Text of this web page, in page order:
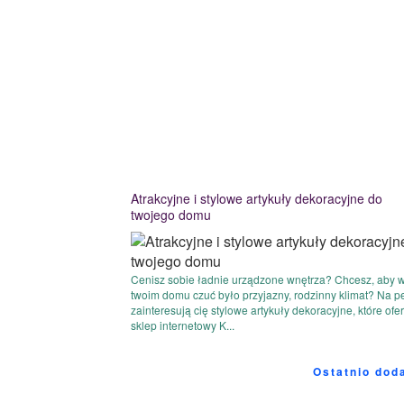
Atrakcyjne i stylowe artykuły dekoracyjne do
twojego domu
Cenisz sobie ładnie urządzone wnętrza? Chcesz, aby
twoim domu czuć było przyjazny, rodzinny klimat? Na
zainteresują cię stylowe artykuły dekoracyjne, które
sklep internetowy K...
Ostatnio